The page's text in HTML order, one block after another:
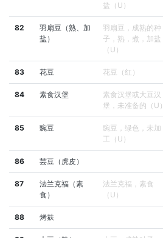
盐（U）
82
羽扇豆（熟、加
盐）
羽扇豆，成熟的种
子，熟，煮，加盐
（U）
83 花豆 花豆（红）
84 素食汉堡
素食汉堡或大豆汉
堡，未准备的（U）
85 豌豆
豌豆，绿色，未加
工（U）
86 芸豆（虎皮）
87
法兰克福（素
食）
法兰克福，素食
（U）
88 烤麸